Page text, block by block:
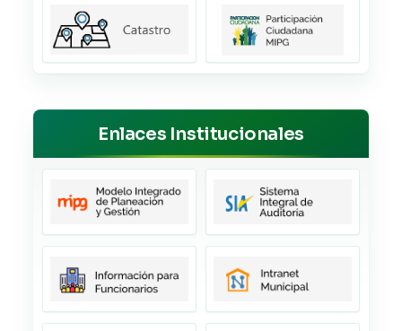
Enlaces Institucionales